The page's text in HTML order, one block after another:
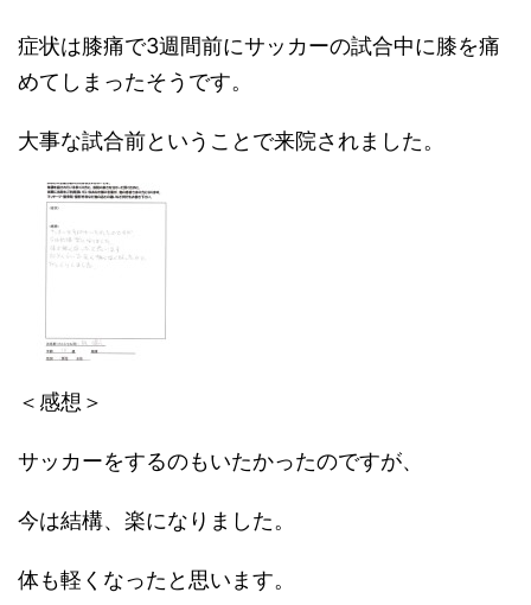
症状は膝痛で3週間前にサッカーの試合中に膝を痛
めてしまったそうです。
大事な試合前ということで来院されました。
＜感想＞
サッカーをするのもいたかったのですが、
今は結構、楽になりました。
体も軽くなったと思います。